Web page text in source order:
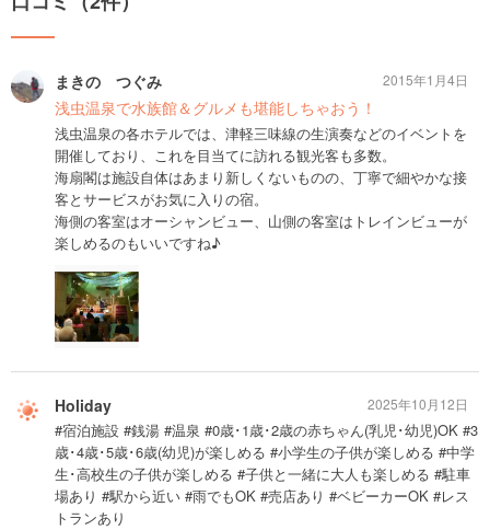
まきの つぐみ
浅虫温泉で水族館＆グルメも堪能しちゃおう！
浅虫温泉の各ホテルでは、津軽三味線の生演奏などのイベントを
開催しており、これを目当てに訪れる観光客も多数。
海扇閣は施設自体はあまり新しくないものの、丁寧で細やかな接
客とサービスがお気に入りの宿。
海側の客室はオーシャンビュー、山側の客室はトレインビューが
楽しめるのもいいですね♪
2015年1月4日
Holiday
#宿泊施設 #銭湯 #温泉 #0歳･1歳･2歳の赤ちゃん(乳児･幼児)OK #3
歳･4歳･5歳･6歳(幼児)が楽しめる #小学生の子供が楽しめる #中学
生･高校生の子供が楽しめる #子供と一緒に大人も楽しめる #駐車
場あり #駅から近い #雨でもOK #売店あり #ベビーカーOK #レス
トランあり
2025年10月12日